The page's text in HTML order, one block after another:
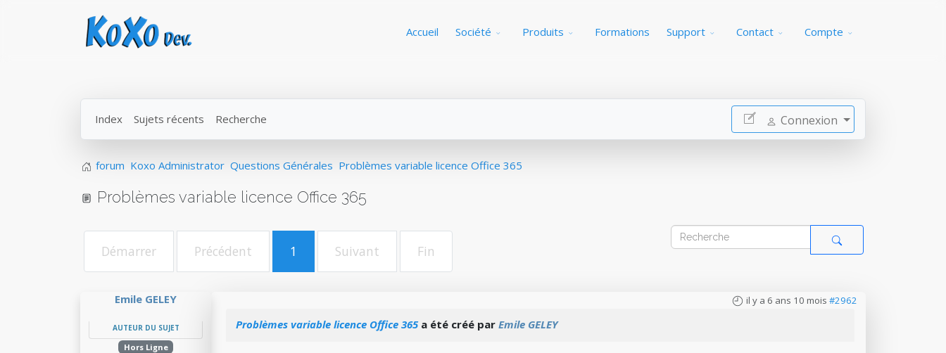
Accueil Société Produits Formations Support Contact Compte
Index Sujets récents Recherche Connexion
forum Koxo Administrator Questions Générales Problèmes variable licence Office 365
Problèmes variable licence Office 365
Démarrer Précédent 1 Suivant Fin
Emile GELEY
AUTEUR DU SUJET
Hors Ligne
il y a 6 ans 10 mois #2962
Problèmes variable licence Office 365a été créé par Emile GELEY